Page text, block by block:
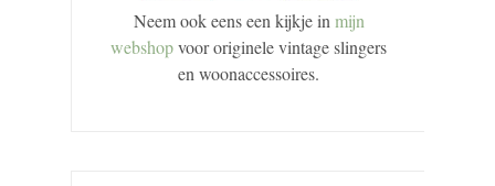
Neem ook eens een kijkje inmijn
webshopvoor originele vintage slingers
en woonaccessoires.